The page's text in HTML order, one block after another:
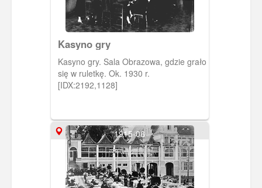
Kasyno gry
Kasyno gry. Sala Obrazowa, gdzie grało
się w ruletkę. Ok. 1930 r.
[IDX:2192,1128]
1915-06